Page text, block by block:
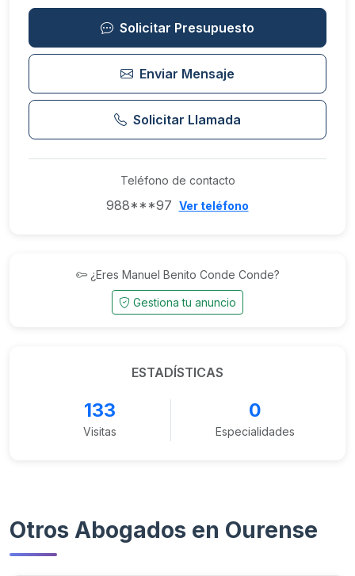
Solicitar Presupuesto
Enviar Mensaje
Solicitar Llamada
Teléfono de contacto
988***97 Ver teléfono
¿Eres Manuel Benito Conde Conde?
Gestiona tu anuncio
ESTADÍSTICAS
133
Visitas
0
Especialidades
Otros Abogados en Ourense